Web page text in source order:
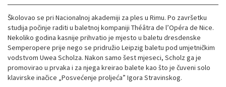
Školovao se pri Nacionalnoj akademiji za ples u Rimu. Po završetku
studija počinje raditi u baletnoj kompaniji Théâtra de l’Opéra de Nice.
Nekoliko godina kasnije prihvatio je mjesto u baletu dresdenske
Semperopere prije nego se pridružio Leipzig baletu pod umjetničkim
vodstvom Uwea Scholza. Nakon samo šest mjeseci, Scholz ga je
promovirao u prvaka i za njega kreirao balete kao što je čuveni solo
klavirske inačice „Posvećenje proljeća” Igora Stravinskog.